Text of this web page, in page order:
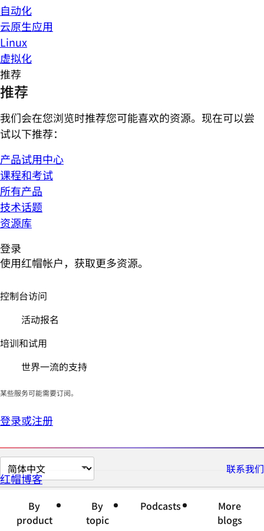
自动化
云原生应用
Linux
虚拟化
推荐
推荐
我们会在您浏览时推荐您可能喜欢的资源。现在可以尝
试以下推荐：
产品试用中心
课程和考试
所有产品
技术话题
资源库
登录
使用红帽帐户，获取更多资源。
控制台访问
活动报名
培训和试用
世界一流的支持
某些服务可能需要订阅。
登录或注册
切
换
联系我们
红帽博客
By
product
By
topic
Podcasts
More
blogs